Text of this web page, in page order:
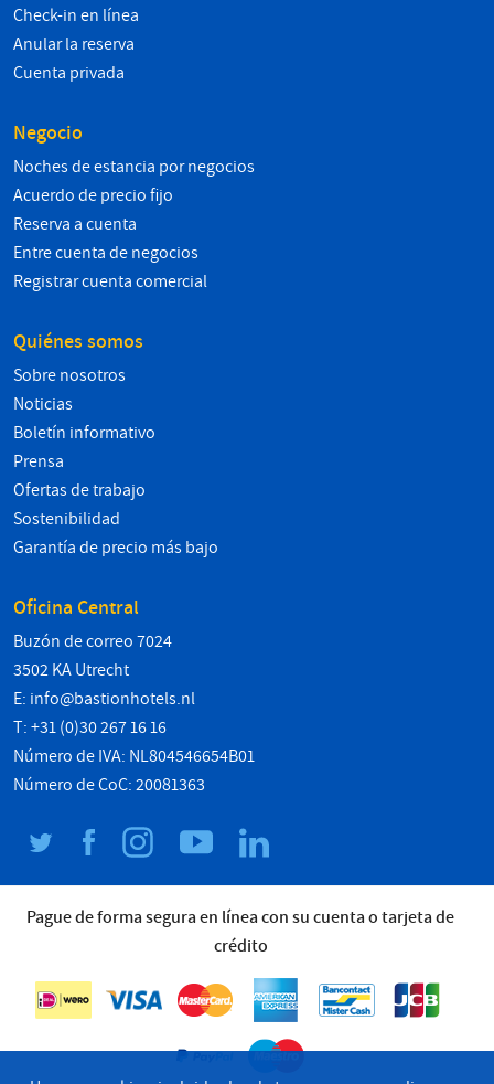
Check-in en línea
Anular la reserva
Cuenta privada
Negocio
Noches de estancia por negocios
Acuerdo de precio fijo
Reserva a cuenta
Entre cuenta de negocios
Registrar cuenta comercial
Quiénes somos
Sobre nosotros
Noticias
Boletín informativo
Prensa
Ofertas de trabajo
Sostenibilidad
Garantía de precio más bajo
Oficina Central
Buzón de correo 7024
3502 KA Utrecht
E: info@bastionhotels.nl
T: +31 (0)30 267 16 16
Número de IVA: NL804546654B01
Número de CoC: 20081363
Pague de forma segura en línea con su cuenta o tarjeta de
crédito